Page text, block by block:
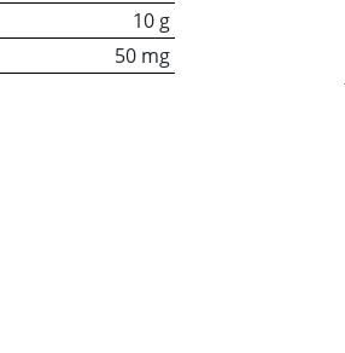
10 g
50 mg